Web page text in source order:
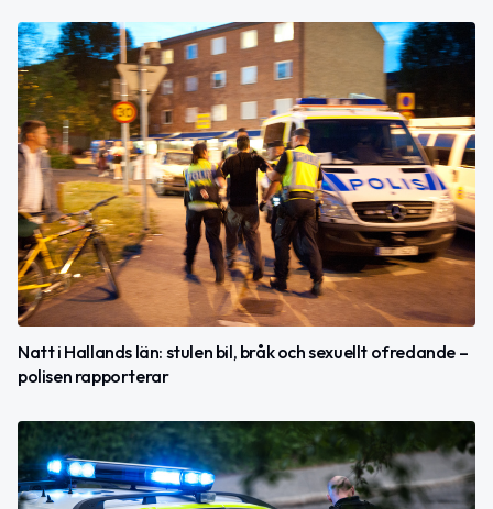
Natt i Hallands län: stulen bil, bråk och sexuellt ofredande –
polisen rapporterar